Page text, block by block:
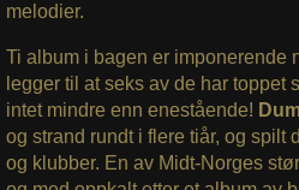
melodier.
Ti album i bagen er imponerende
legger til at seks av de har toppet
intet mindre enn enestående!
og strand rundt i flere tiår, og spilt
og klubber. En av Midt-Norges